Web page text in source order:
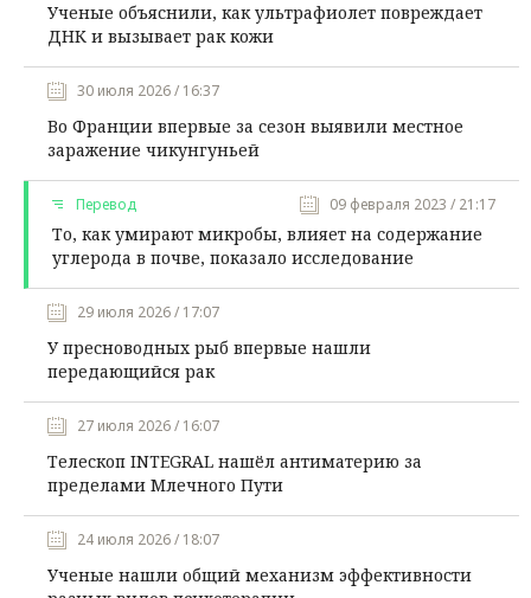
Ученые объяснили, как ультрафиолет повреждает
ДНК и вызывает рак кожи
30 июля 2026 / 16:37
Во Франции впервые за сезон выявили местное
заражение чикунгуньей
Перевод 09 февраля 2023 / 21:17
То, как умирают микробы, влияет на содержание
углерода в почве, показало исследование
29 июля 2026 / 17:07
У пресноводных рыб впервые нашли
передающийся рак
27 июля 2026 / 16:07
Телескоп INTEGRAL нашёл антиматерию за
пределами Млечного Пути
24 июля 2026 / 18:07
Ученые нашли общий механизм эффективности